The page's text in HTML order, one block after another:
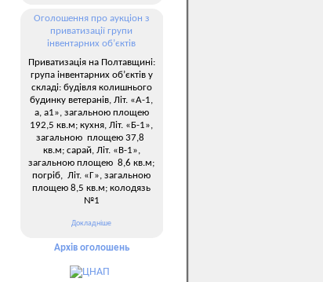
Оголошення про аукціон з
приватизації групи
інвентарних об’єктів
Приватизація на Полтавщині:
група інвентарних об’єктів у
складі: будівля колишнього
будинку ветеранів, Літ. «А-1,
а, а1», загальною площею
192,5 кв.м; кухня, Літ. «Б-1»,
загальною площею 37,8
кв.м; сарай, Літ. «В-1»,
загальною площею 8,6 кв.м;
погріб, Літ. «Г», загальною
площею 8,5 кв.м; колодязь
№1
Докладніше
Архів оголошень